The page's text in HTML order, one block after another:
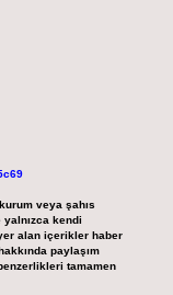
veya şahıs
yalnızca kendi
yer alan içerikler haber
paylaşım
tamamen